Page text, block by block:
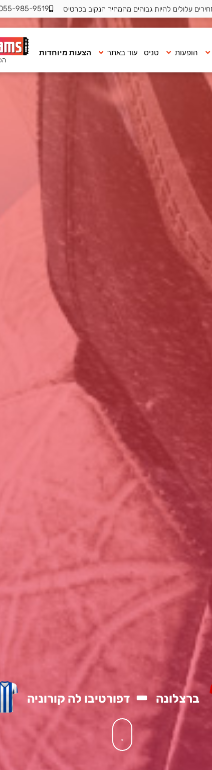
עלולים להיות גבוהים מהמחיר הנקוב בכרטיס 985-9519
הופעות טניס עוד באתר הצעות מיוחדות
ברצלונה - דפורטיבו לה קורוניה